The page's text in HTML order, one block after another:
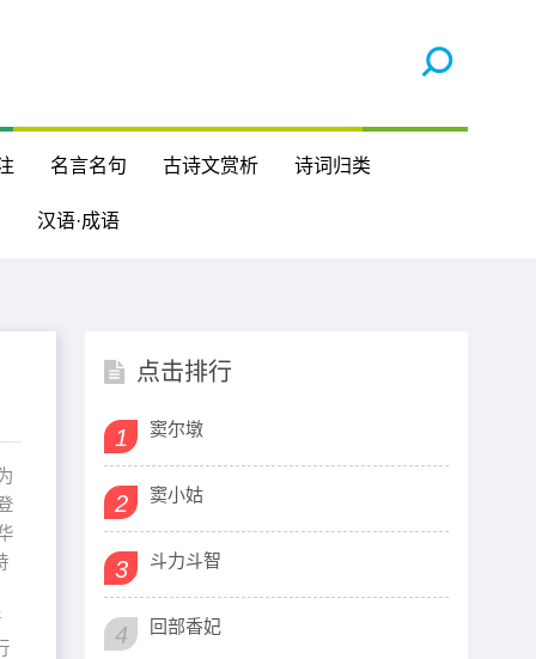
名言名句 古诗文赏析 诗词归类
汉语·成语
点击排行
1 窦尔墩
2 窦小姑
3 斗力斗智
4 回部香妃